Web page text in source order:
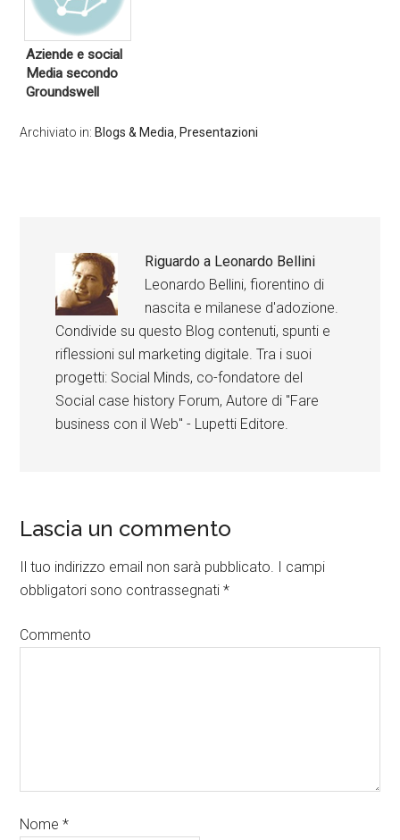
Aziende e social
Media secondo
Groundswell
Archiviato in: Blogs & Media, Presentazioni
Riguardo a Leonardo Bellini
Leonardo Bellini, fiorentino di
nascita e milanese d'adozione.
Condivide su questo Blog contenuti, spunti e
riflessioni sul marketing digitale. Tra i suoi
progetti: Social Minds, co-fondatore del
Social case history Forum, Autore di "Fare
business con il Web" - Lupetti Editore.
Lascia un commento
Il tuo indirizzo email non sarà pubblicato. I campi
obbligatori sono contrassegnati*
Commento
Nome*